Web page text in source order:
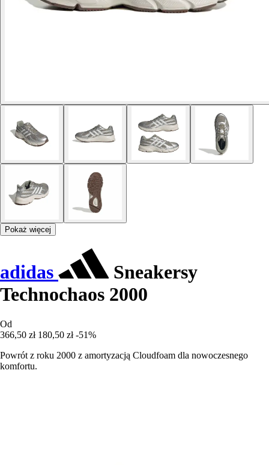
Pokaż więcej
adidas
Sneakersy
Technochaos 2000
Od
366,50 zł 180,50 zł -51%
Powrót z roku 2000 z amortyzacją Cloudfoam dla nowoczesnego
komfortu.